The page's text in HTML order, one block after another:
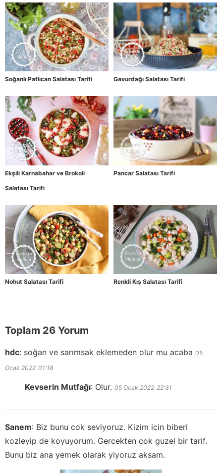
Soğanlı Patlıcan Salatası Tarifi Gavurdağı Salatası Tarifi
Ekşili Karnabahar ve Brokoli
Salatası Tarifi
Pancar Salatası Tarifi
Nohut Salatası Tarifi Renkli Kış Salatası Tarifi
Toplam 26 Yorum
hdc: soğan ve sarımsak eklemeden olur mu acaba 05
Ocak 2022 01:18
Kevserin Mutfağı: Olur. 05 Ocak 2022 22:31
Sanem: Biz bunu cok seviyoruz. Kizim icin biberi
kozleyip de koyuyorum. Gercekten cok guzel bir tarif.
Bunu biz ana yemek olarak yiyoruz aksam.